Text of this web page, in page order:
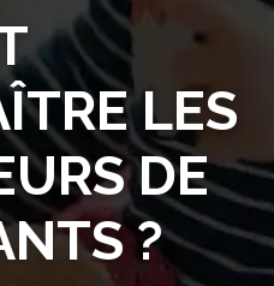
LES
DE
?